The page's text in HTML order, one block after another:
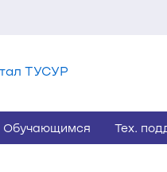
ТУСУР
Обучающимся Тех.